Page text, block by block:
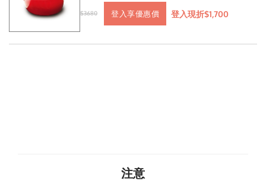
$3680 登入享優惠價 登入現折$1,700
注意